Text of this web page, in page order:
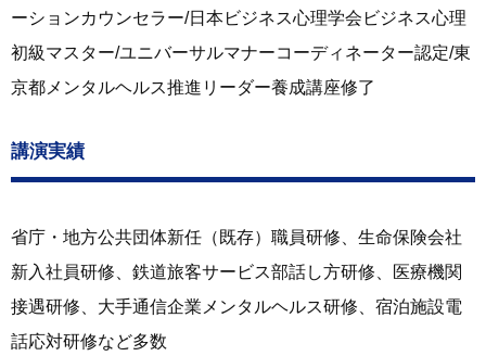
ーションカウンセラー/日本ビジネス心理学会ビジネス心理
初級マスター/ユニバーサルマナーコーディネーター認定/東
京都メンタルヘルス推進リーダー養成講座修了
講演実績
省庁・地方公共団体新任（既存）職員研修、生命保険会社
新入社員研修、鉄道旅客サービス部話し方研修、医療機関
接遇研修、大手通信企業メンタルヘルス研修、宿泊施設電
話応対研修など多数